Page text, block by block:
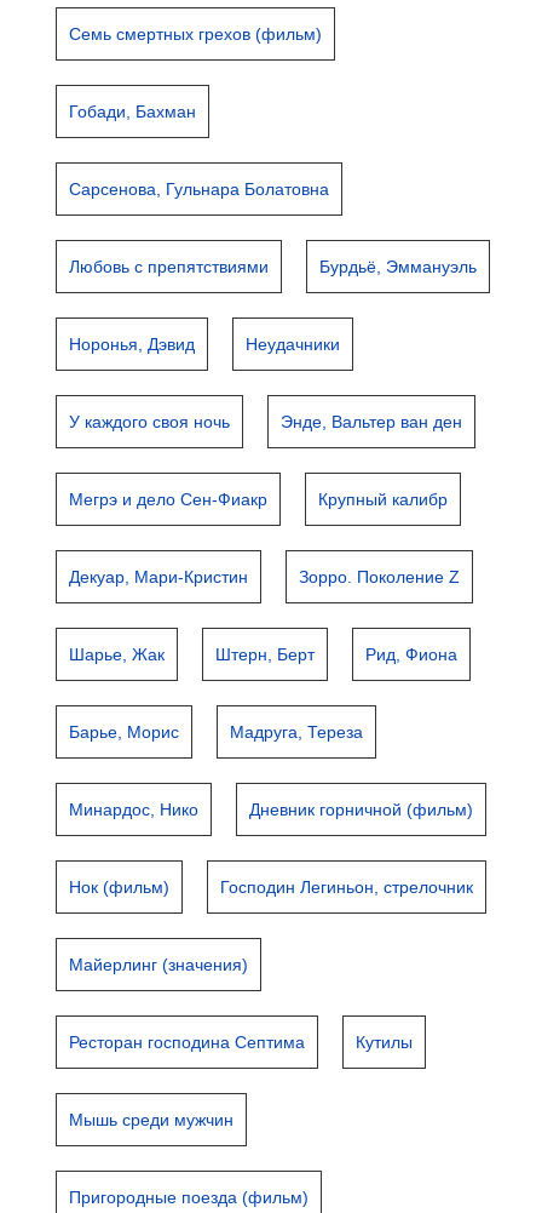
Семь смертных грехов (фильм)
Гобади, Бахман
Сарсенова, Гульнара Болатовна
Любовь с препятствиями Бурдьё, Эммануэль
Норонья, Дэвид Неудачники
У каждого своя ночь Энде, Вальтер ван ден
Мегрэ и дело Сен-Фиакр Крупный калибр
Декуар, Мари-Кристин Зорро. Поколение Z
Шарье, Жак Штерн, Берт Рид, Фиона
Барье, Морис Мадруга, Тереза
Минардос, Нико Дневник горничной (фильм)
Нок (фильм) Господин Легиньон, стрелочник
Майерлинг (значения)
Ресторан господина Септима Кутилы
Мышь среди мужчин
Пригородные поезда (фильм)